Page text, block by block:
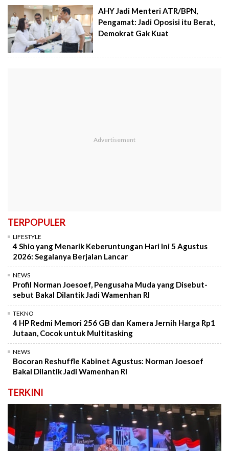
AHY Jadi Menteri ATR/BPN,
Pengamat: Jadi Oposisi itu Berat,
Demokrat Gak Kuat
TERPOPULER
LIFESTYLE
4 Shio yang Menarik Keberuntungan Hari Ini 5 Agustus
2026: Segalanya Berjalan Lancar
NEWS
Profil Norman Joesoef, Pengusaha Muda yang Disebut-
sebut Bakal Dilantik Jadi Wamenhan RI
TEKNO
4 HP Redmi Memori 256 GB dan Kamera Jernih Harga Rp1
Jutaan, Cocok untuk Multitasking
NEWS
Bocoran Reshuffle Kabinet Agustus: Norman Joesoef
Bakal Dilantik Jadi Wamenhan RI
TERKINI